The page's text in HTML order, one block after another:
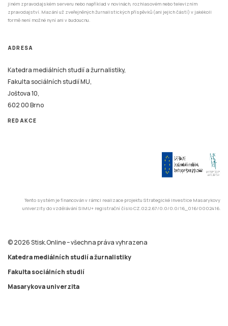
jiném zpravodajském serveru nebo například v novinách, rozhlasovém nebo televizním
zpravodajství. Mazání už zveřejněných žurnalistických příspěvků (ani jejich částí) v jakékoli
formě není možné nyní ani v budoucnu.
ADRESA
Katedra mediálních studií a žurnalistiky,
Fakulta sociálních studií MU,
Joštova 10,
602 00 Brno
REDAKCE
Tento systém je financován v rámci realizace projektu Strategické investice Masarykovy
univerzity do vzdělávání SIMU+ registrační číslo CZ.02.2.67/0.0/0.0/16_016/0002416.
© 2026 Stisk.Online – všechna práva vyhrazena
Katedra mediálních studií a žurnalistiky
Fakulta sociálních studií
Masarykova univerzita